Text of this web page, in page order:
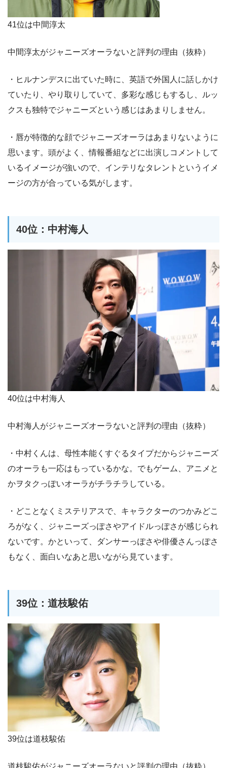
41位は中間淳太
中間淳太がジャニーズオーラないと評判の理由（抜粋）
・ヒルナンデスに出ていた時に、英語で外国人に話しかけ
ていたり、やり取りしていて、多彩な感じもするし、ルッ
クスも独特でジャニーズという感じはあまりしません。
・唇が特徴的な顔でジャニーズオーラはあまりないように
思います。頭がよく、情報番組などに出演しコメントして
いるイメージが強いので、インテリなタレントというイメ
ージの方が合っている気がします。
40位：中村海人
40位は中村海人
中村海人がジャニーズオーラないと評判の理由（抜粋）
・中村くんは、母性本能くすぐるタイプだからジャニーズ
のオーラも一応はもっているかな。でもゲーム、アニメと
かヲタクっぽいオーラがチラチラしている。
・どことなくミステリアスで、キャラクターのつかみどこ
ろがなく、ジャニーズっぽさやアイドルっぽさが感じられ
ないです。かといって、ダンサーっぽさや俳優さんっぽさ
もなく、面白いなあと思いながら見ています。
39位：道枝駿佑
39位は道枝駿佑